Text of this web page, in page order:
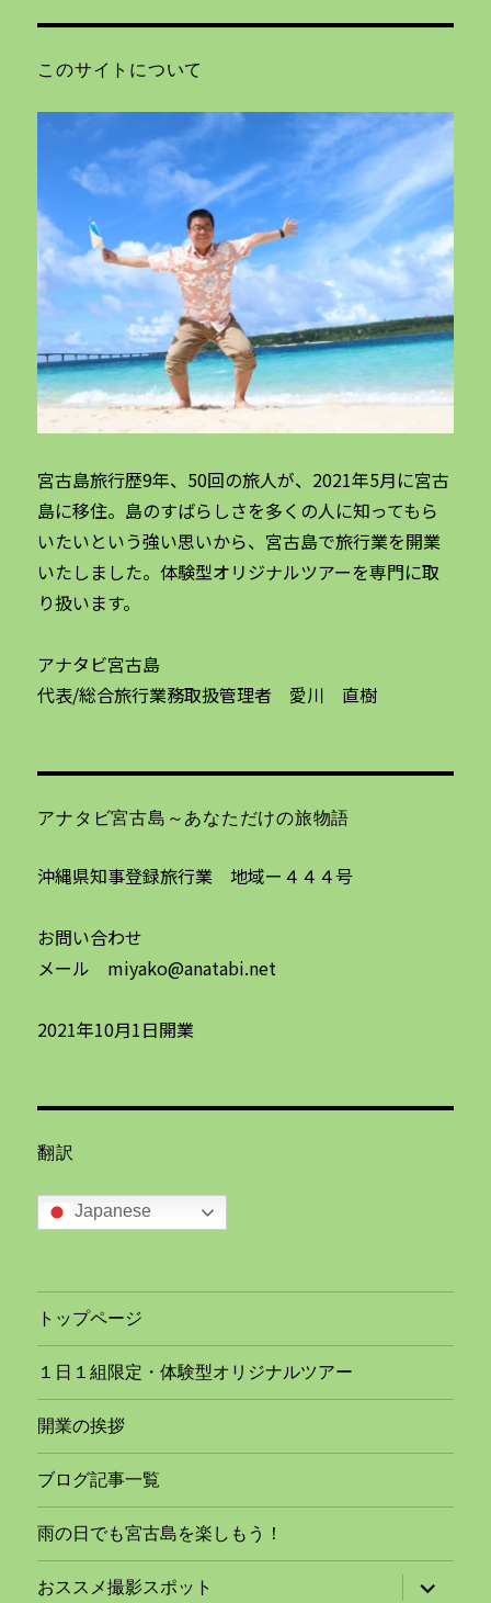
このサイトについて
宮古島旅行歴9年、50回の旅人が、2021年5月に宮古
島に移住。島のすばらしさを多くの人に知ってもら
いたいという強い思いから、宮古島で旅行業を開業
いたしました。体験型オリジナルツアーを専門に取
り扱います。
アナタビ宮古島
代表/総合旅行業務取扱管理者 愛川 直樹
アナタビ宮古島～あなただけの旅物語
沖縄県知事登録旅行業 地域ー４４４号
お問い合わせ
メール miyako@anatabi.net
2021年10月1日開業
翻訳
Japanese
トップページ
１日１組限定・体験型オリジナルツアー
開業の挨拶
ブログ記事一覧
雨の日でも宮古島を楽しもう！
おススメ撮影スポット
サ